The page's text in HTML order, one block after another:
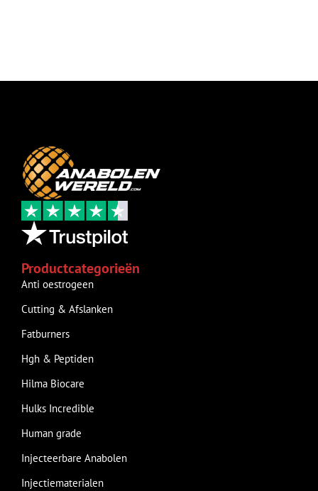
Productcategorieën
Anti oestrogeen
Cutting & Afslanken
Fatburners
Hgh & Peptiden
Hilma Biocare
Hulks Incredible
Human grade
Injecteerbare Anabolen
Injectiematerialen